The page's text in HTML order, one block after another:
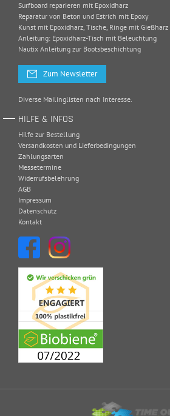
Surfboard reparieren mit Epoxidharz
Reparatur von Beton und Estrich mit Epoxy
Kunst mit Epoxidharz, Tische, Ringe mit Gießharz
Anleitung: Epoxidharz-Tisch mit Beleuchtung
Nautix Anleitung zur Bootsbeschichtung
Zum Newsletter
Diverse Mailinglisten nach Interesse.
HILFE & INFOS
Hilfe zur Bestellung
Versandkosten und Lieferbedingungen
Zahlungsarten
Messetermine
Widerrufsbelehrung
AGB
Impressum
Datenschutz
Kontakt